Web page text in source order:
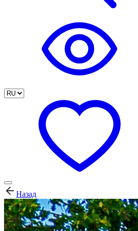
Назад